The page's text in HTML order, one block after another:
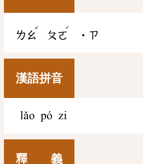
ㄌㄠ
ˇ
ㄆㄛ
ˊ
˙ㄗ
漢語拼音
lǎo pó zi
釋 義